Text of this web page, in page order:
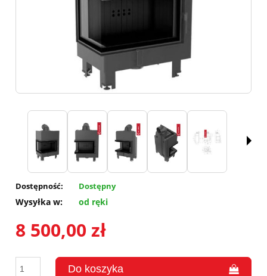
Dostępność: Dostępny
Wysyłka w: od ręki
8 500,00 zł